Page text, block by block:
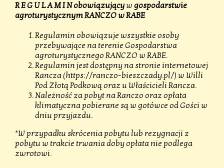
R E G U L A M I N obowiązującyw gospodarstwie
agroturystycznym RANCZO w RABE
Regulamin obowiązuje wszystkie osoby
przebywające na terenie Gospodarstwa
agroturystycznego RANCZO w RABE.
Regulamin jest dostępny na stronie internetowej
Rancza (https://ranczo-bieszczady.pl/) w Willi
Pod Złotą Podkową oraz u Właścicieli Rancza.
Należność za pobyt na Ranczo oraz opłata
klimatyczna pobierane są w gotówce od Gości w
dniu przyjazdu.
*W przypadku skrócenia pobytu lub rezygnacji z
pobytu w trakcie trwania doby opłata nie podlega
zwrotowi.